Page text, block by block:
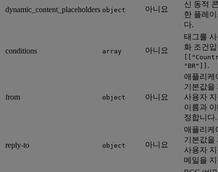
dynamic_content_placeholders object 아니요
신 동적
한 플레
다.
conditions array 아니요
태그를
화 조건
"BR"]] .
from object 아니요
애플리케
기본값을
사용자
이름과
정합니다.
reply-to object 아니요
애플리케
기본값을
사용자
메일을